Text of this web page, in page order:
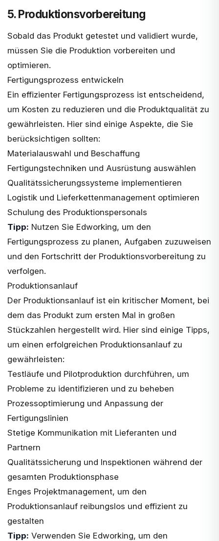
5. Produktionsvorbereitung
Sobald das Produkt getestet und validiert wurde,
müssen Sie die Produktion vorbereiten und
optimieren.
Fertigungsprozess entwickeln
Ein effizienter Fertigungsprozess ist entscheidend,
um Kosten zu reduzieren und die Produktqualität zu
gewährleisten. Hier sind einige Aspekte, die Sie
berücksichtigen sollten:
Materialauswahl und Beschaffung
Fertigungstechniken und Ausrüstung auswählen
Qualitätssicherungssysteme implementieren
Logistik und Lieferkettenmanagement optimieren
Schulung des Produktionspersonals
Tipp: Nutzen Sie Edworking, um den
Fertigungsprozess zu planen, Aufgaben zuzuweisen
und den Fortschritt der Produktionsvorbereitung zu
verfolgen.
Produktionsanlauf
Der Produktionsanlauf ist ein kritischer Moment, bei
dem das Produkt zum ersten Mal in großen
Stückzahlen hergestellt wird. Hier sind einige Tipps,
um einen erfolgreichen Produktionsanlauf zu
gewährleisten:
Testläufe und Pilotproduktion durchführen, um
Probleme zu identifizieren und zu beheben
Prozessoptimierung und Anpassung der
Fertigungslinien
Stetige Kommunikation mit Lieferanten und
Partnern
Qualitätssicherung und Inspektionen während der
gesamten Produktionsphase
Enges Projektmanagement, um den
Produktionsanlauf reibungslos und effizient zu
gestalten
Tipp: Verwenden Sie Edworking, um den